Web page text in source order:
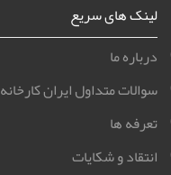
لینک های سریع
درباره ما
سوالات متداول ایران کارخانه
تعرفه ها
انتقاد و شکایات